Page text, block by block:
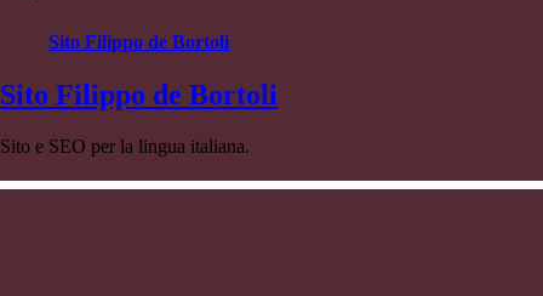
Sito Filippo de Bortoli
Sito Filippo de Bortoli
Sito e SEO per la lingua italiana.